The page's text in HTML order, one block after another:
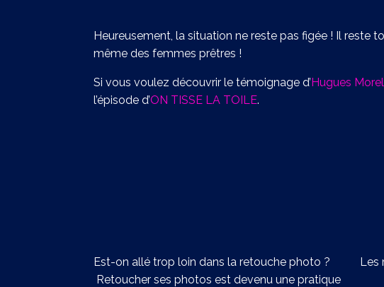
Heureusement, la situation ne reste pas figée ! Il reste
même des femmes prêtres !
Si vous voulez découvrir le témoignage d’Hugues Morel
l’épisode d’ON TISSE LA TOILE.
Est-on allé trop loin dans la retouche photo ?
Retoucher ses photos est devenu une pratique
Les